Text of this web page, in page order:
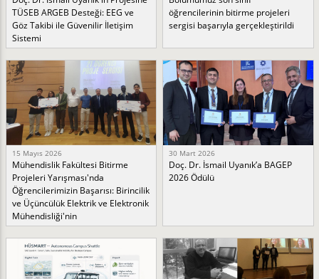
TÜSEB ARGEB Desteği: EEG ve
Göz Takibi ile Güvenilir İletişim
Sistemi
öğrencilerinin bitirme projeleri
sergisi başarıyla gerçekleştirildi
15 Mayıs 2026
Mühendislik Fakültesi Bitirme
Projeleri Yarışması'nda
Öğrencilerimizin Başarısı: Birincilik
ve Üçüncülük Elektrik ve Elektronik
Mühendisliği'nin
30 Mart 2026
Doç. Dr. İsmail Uyanık’a BAGEP
2026 Ödülü